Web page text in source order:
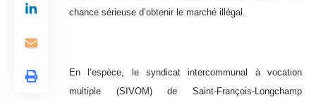
chance sérieuse d’obtenir le marché illégal.
En l’espèce, le syndicat intercommunal à vocation
multiple (SIVOM) de Saint-François-Longchamp